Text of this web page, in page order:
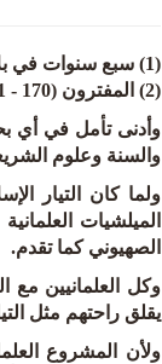
(1) سبع سنوات في بلاد المصريين (ص 85) نقلا عن سقوط الغلو العلماني (10).
(2) المفترون (170 - 171).
وأدنى تأمل في أي
والسنة وعلوم
ولما كان التيار
الميلشيات
الصهيوني كما تقدم.
وكل العلمانيين مع
يقلق راحتهم مثل
ولأن المشروع